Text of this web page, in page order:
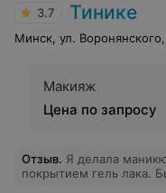
3.7 Тинике
Минск, ул. Воронянского,
Макияж
Цена по запросу
Отзыв. Я делала
покрытием гель лака.